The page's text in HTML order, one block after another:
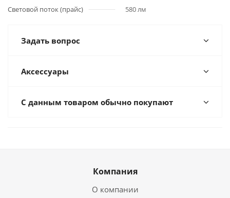
Световой поток (прайс)
580 лм
Задать вопрос
Аксессуары
С данным товаром обычно покупают
Компания
О компании